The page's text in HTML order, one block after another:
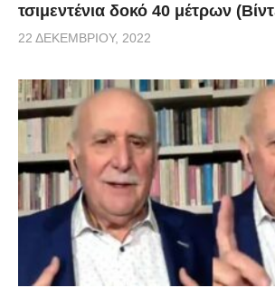
τσιμεντένια δοκό 40 μέτρων
22 ΔΕΚΕΜΒΡΊΟΥ, 2022